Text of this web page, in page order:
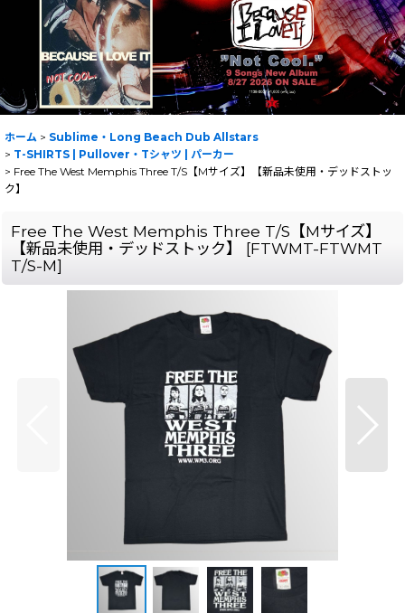
ホーム > Sublime・Long Beach Dub Allstars
> T-SHIRTS | Pullover・Tシャツ | パーカー
> Free The West Memphis Three T/S【Mサイズ】【新品未使用・デッドストッ
ク】
Free The West Memphis Three T/S【Mサイズ】
【新品未使用・デッドストック】
[FTWMT-FTWMT
T/S-M]